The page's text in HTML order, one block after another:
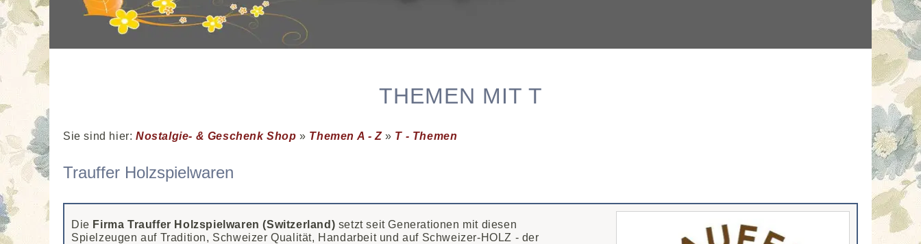
THEMEN MIT T
Sie sind hier: Nostalgie- & Geschenk Shop » Themen A - Z» T - Themen
Trauffer Holzspielwaren
Die Firma Trauffer Holzspielwaren (Switzerland) setzt seit Generationen mit diesen
Spielzeugen auf Tradition, Schweizer Qualität, Handarbeit und auf Schweizer-HOLZ - der